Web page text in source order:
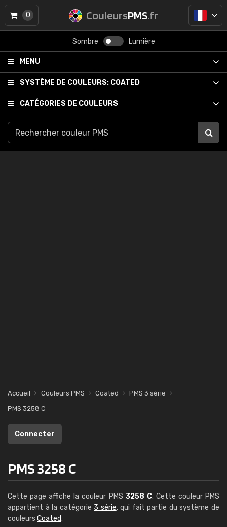
CouleursPMS.fr
Sombre Lumière
MENU
SYSTÈME DE COULEURS: COATED
CATÉGORIES DE COULEURS
0
Accueil Couleurs PMS Coated
PMS 3 série
PMS 3258 C
Connecter
PMS 3258 C
Cette page affiche la couleur PMS 3258 C. Cette couleur PMS
appartient à la catégorie 3 série, qui fait partie du système de
couleurs Coated.